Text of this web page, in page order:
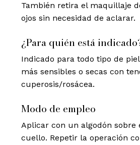
También retira el maquillaje
ojos sin necesidad de aclarar.
¿Para quién está
Indicado para todo tipo de
más sensibles o secas con
cuperosis/rosácea.
Modo de empleo
Aplicar con un algodón sobre
cuello. Repetir la operación